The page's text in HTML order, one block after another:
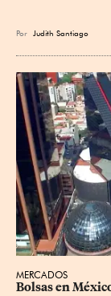
Por Judith Santiago
MERCADOS
Bolsas en